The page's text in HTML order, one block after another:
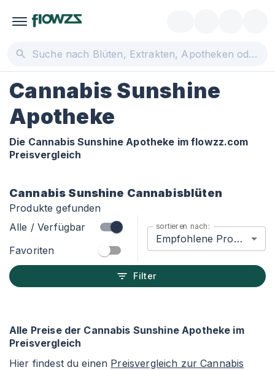
Cannabis Sunshine
Apotheke
Die Cannabis Sunshine Apotheke im flowzz.com
Preisvergleich
Cannabis Sunshine Cannabisblüten
Produkte gefunden
Alle / Verfügbar
Favoriten
sortieren nach:
Empfohlene Produkte
Filter
Alle Preise der Cannabis Sunshine Apotheke im
Preisvergleich
Hier findest du einen Preisvergleich zur Cannabis